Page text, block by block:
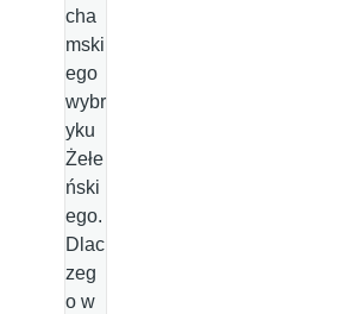
cha
mski
ego
wybr
yku
Żełe
ński
ego.
Dlac
zeg
o w